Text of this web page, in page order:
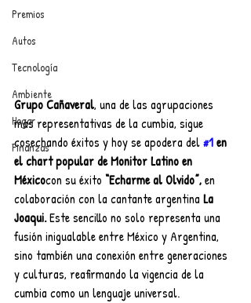
Premios
Autos
Tecnología
Ambiente
Hogar
Finanzas
Grupo Cañaveral, una de las agrupaciones
más representativas de la cumbia, sigue
cosechando éxitos y hoy se apodera del #1 en
el chart popular de Monitor Latino en
Méxicocon su éxito “Echarme al Olvido”, en
colaboración con la cantante argentina La
Joaqui. Este sencillo no solo representa una
fusión inigualable entre México y Argentina,
sino también una conexión entre generaciones
y culturas, reafirmando la vigencia de la
cumbia como un lenguaje universal.